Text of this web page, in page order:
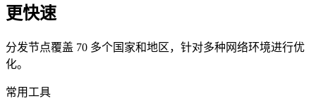
更快速
分发节点覆盖 70 多个国家和地区，针对多种网络环境进行优
化。
常用工具